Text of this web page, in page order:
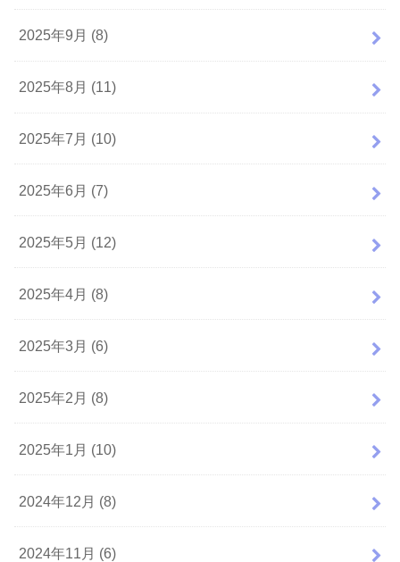
2025年9月 (8)
2025年8月 (11)
2025年7月 (10)
2025年6月 (7)
2025年5月 (12)
2025年4月 (8)
2025年3月 (6)
2025年2月 (8)
2025年1月 (10)
2024年12月 (8)
2024年11月 (6)